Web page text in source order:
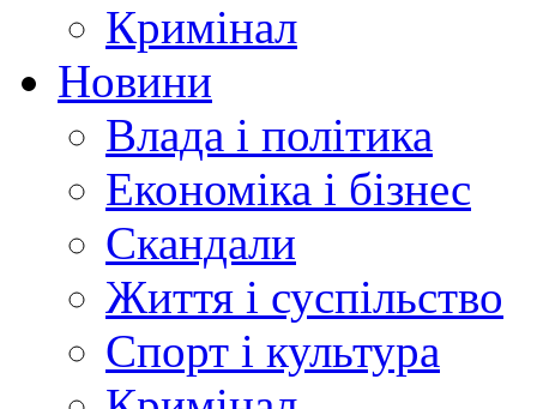
Кримінал
Новини
Влада і політика
Економіка і бізнес
Скандали
Життя і суспільство
Спорт і культура